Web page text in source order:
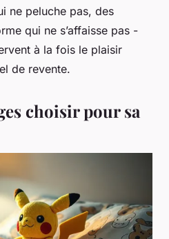
ne peluche pas, des
qui ne s’affaisse pas -
à la fois le plaisir
de revente.
choisir pour sa